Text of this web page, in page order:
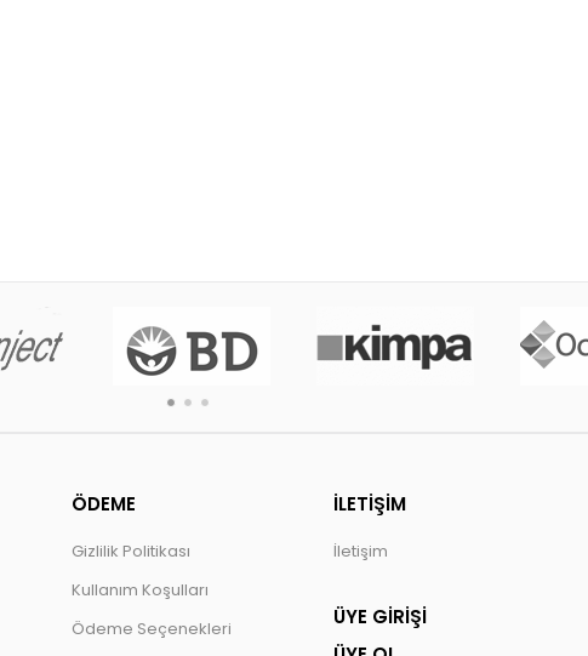
ÖDEME
Gizlilik Politikası
Kullanım Koşulları
Ödeme Seçenekleri
İLETİŞİM
İletişim
ÜYE GİRİŞİ